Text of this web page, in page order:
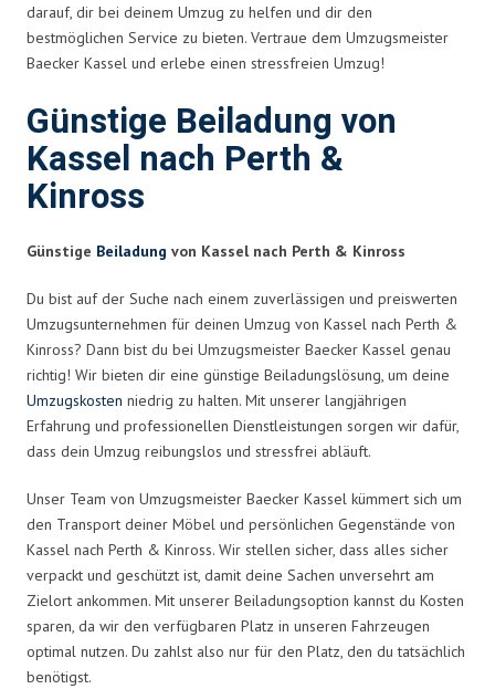
darauf, dir bei deinem Umzug zu helfen und dir den
bestmöglichen Service zu bieten. Vertraue dem Umzugsmeister
Baecker Kassel und erlebe einen stressfreien Umzug!
Günstige Beiladung von
Kassel nach Perth &
Kinross
Günstige Beiladung von Kassel nach Perth & Kinross
Du bist auf der Suche nach einem zuverlässigen und preiswerten
Umzugsunternehmen für deinen Umzug von Kassel nach Perth &
Kinross? Dann bist du bei Umzugsmeister Baecker Kassel genau
richtig! Wir bieten dir eine günstige Beiladungslösung, um deine
Umzugskosten niedrig zu halten. Mit unserer langjährigen
Erfahrung und professionellen Dienstleistungen sorgen wir dafür,
dass dein Umzug reibungslos und stressfrei abläuft.
Unser Team von Umzugsmeister Baecker Kassel kümmert sich um
den Transport deiner Möbel und persönlichen Gegenstände von
Kassel nach Perth & Kinross. Wir stellen sicher, dass alles sicher
verpackt und geschützt ist, damit deine Sachen unversehrt am
Zielort ankommen. Mit unserer Beiladungsoption kannst du Kosten
sparen, da wir den verfügbaren Platz in unseren Fahrzeugen
optimal nutzen. Du zahlst also nur für den Platz, den du tatsächlich
benötigst.